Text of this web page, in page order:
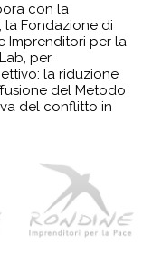
con la
la Fondazione di
Imprenditori per la
per
la riduzione
del Metodo
del conflitto in